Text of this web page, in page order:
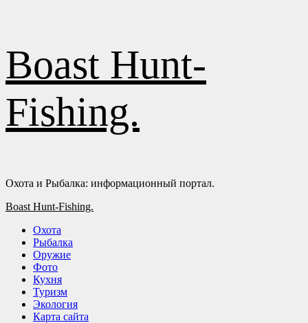
содержимому
Boast Hunt-
Fishing.
Охота и Рыбалка: информационный портал.
Основное
Boast Hunt-Fishing.
Охота
Рыбалка
Оружие
Фото
Кухня
Туризм
Экология
Карта сайта